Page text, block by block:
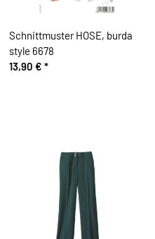
Schnittmuster HOSE, burda
style 6678
13,90 € *